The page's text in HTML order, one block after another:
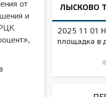
от
и
ЛЫСКОВО
2025 11 01
площадка в